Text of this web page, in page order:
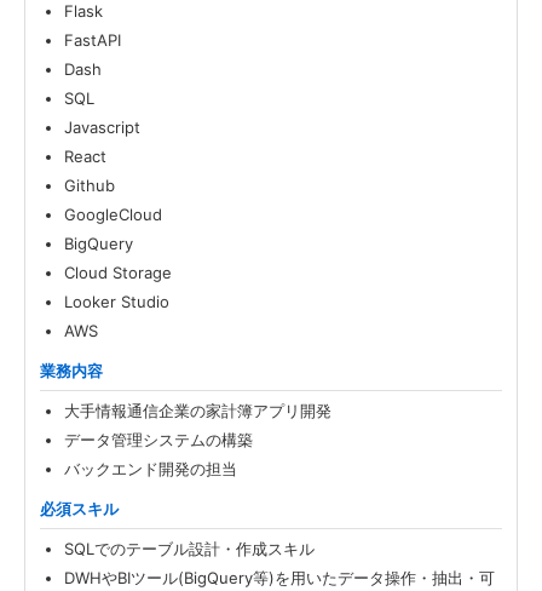
Flask
FastAPI
Dash
SQL
Javascript
React
Github
GoogleCloud
BigQuery
Cloud Storage
Looker Studio
AWS
業務内容
大手情報通信企業の家計簿アプリ開発
データ管理システムの構築
バックエンド開発の担当
必須スキル
SQLでのテーブル設計・作成スキル
DWHやBIツール(BigQuery等)を用いたデータ操作・抽出・可